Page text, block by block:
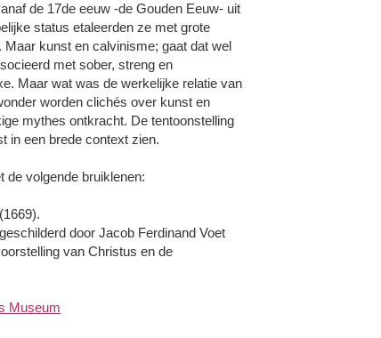
de 17de eeuw -de Gouden Eeuw- uit
status etaleerden ze met grote
kunst en calvinisme; gaat dat wel
met sober, streng en
Maar wat was de werkelijke relatie van
worden clichés over kunst en
mythes ontkracht. De tentoonstelling
in een brede context zien.
de volgende bruiklenen:
door Jacob Ferdinand Voet
van Christus en de
Museum